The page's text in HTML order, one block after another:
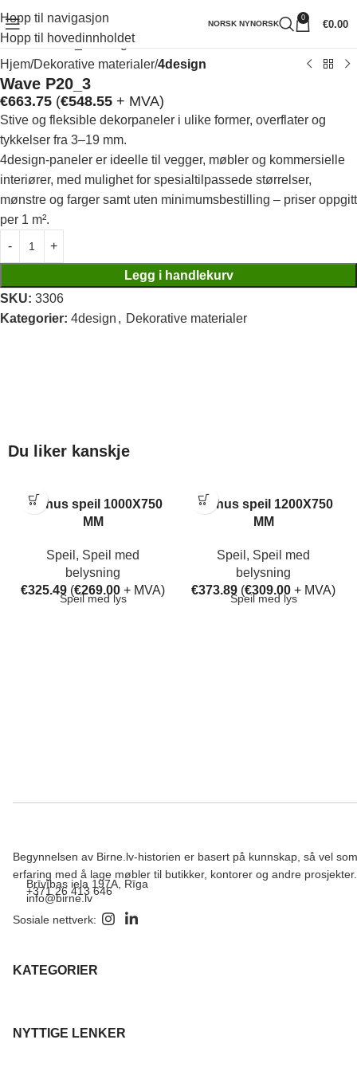
Hopp til navigasjon
Hopp til hovedinnholdet
NORSK NYNORSK
0
€0.00
Klikk for å forstørre
Hjem Dekorative materialer 4design
Wave P20_3
€663.75 (€548.55 + MVA)
Stive og fleksible dekorpaneler i ulike former, overflater og
tykkelser fra 3–19 mm.
4design-paneler er ideelle til vegger, møbler og kommersielle
interiører, med mulighet for spesialtilpassede størrelser,
mønstre og farger samt uten minimumsbestilling – priser oppgitt
per 1 m².
Legg i handlekurv
SKU: 3306
Kategorier: 4design , Dekorative materialer
Du liker kanskje
Aarhus speil 1000X750
MM
Speil , Speil med
belysning
€325.49 (€269.00 + MVA)
Speil med lys
Aarhus speil 1200X750
MM
Speil , Speil med
belysning
€373.89 (€309.00 + MVA)
Speil med lys
Begynnelsen av Birne.lv-historien er basert på kunnskap, så vel som
erfaring med å lage møbler til butikker, kontorer og andre prosjekter.
Brīvības iela 197A, Rīga
+371 26 413 646
info@birne.lv
Sosiale nettverk:
KATEGORIER
NYTTIGE LENKER